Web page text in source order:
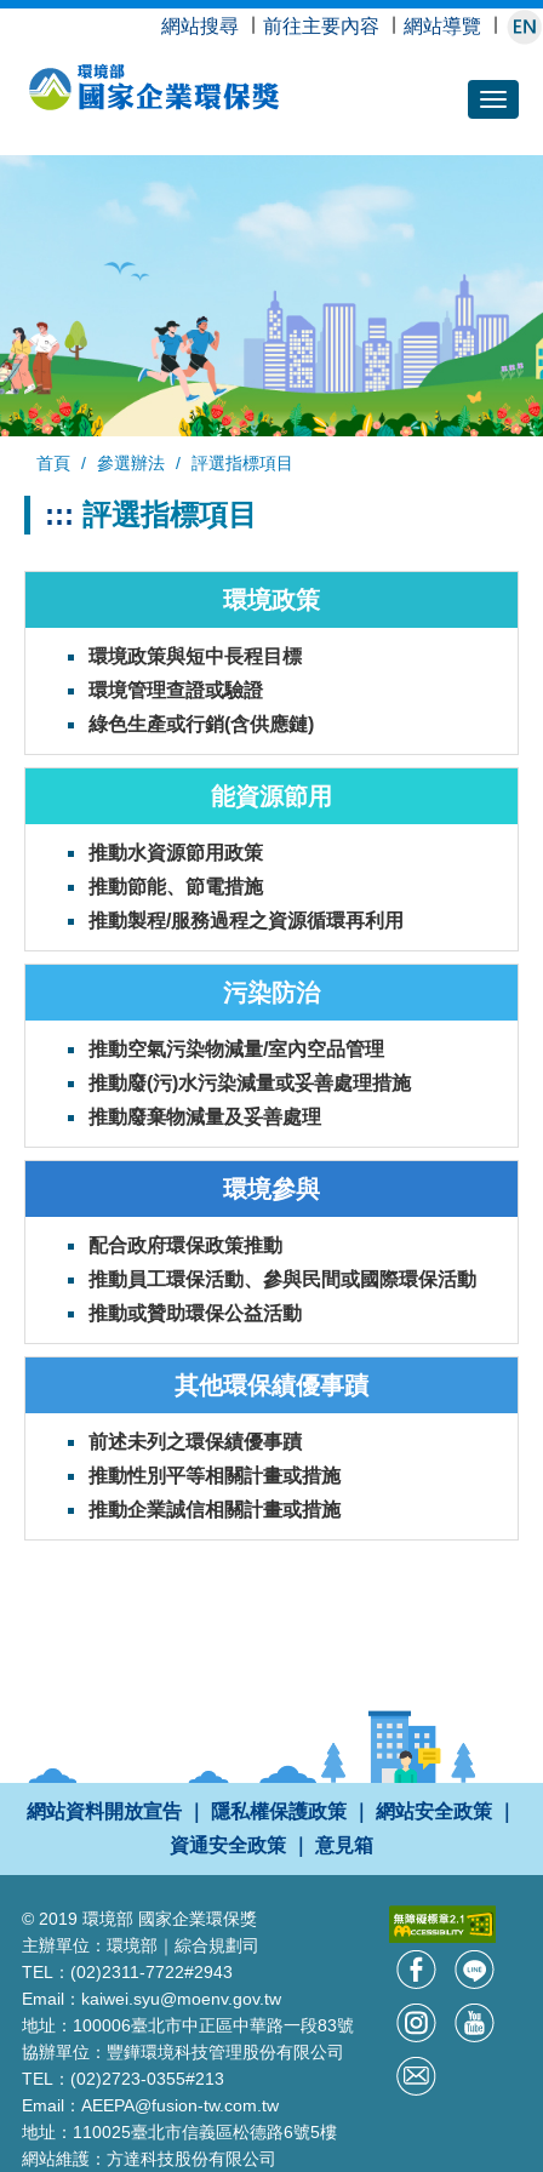
跳
內
網站搜尋 前往主要內容 網站導覽
首頁 參選辦法 評選指標項目
::: 評選指標項目
環境政策
環境政策與短中長程目標
環境管理查證或驗證
綠色生產或行銷(含供應鏈)
能資源節用
推動水資源節用政策
推動節能、節電措施
推動製程/服務過程之資源循環再利用
污染防治
推動空氣污染物減量/室內空品管理
推動廢(污)水污染減量或妥善處理措施
推動廢棄物減量及妥善處理
環境參與
配合政府環保政策推動
推動員工環保活動、參與民間或國際環保活動
推動或贊助環保公益活動
其他環保績優事蹟
前述未列之環保績優事蹟
推動性別平等相關計畫或措施
推動企業誠信相關計畫或措施
網站資料開放宣告 隱私權保護政策 網站安全政策
資通安全政策
意見箱
© 2019 環境部 國家企業環保獎
主辦單位：環境部｜綜合規劃司
TEL：(02)2311-7722#2943
Email：kaiwei.syu@moenv.gov.tw
地址：100006臺北市中正區中華路一段83號
協辦單位：豐鏵環境科技管理股份有限公司
TEL：(02)2723-0355#213
Email：AEEPA@fusion-tw.com.tw
地址：110025臺北市信義區松德路6號5樓
網站維護：方達科技股份有限公司